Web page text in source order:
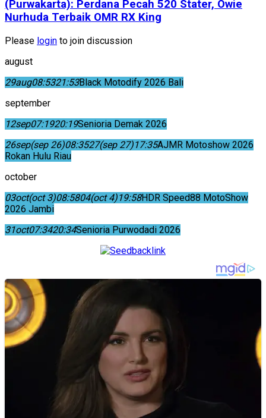
(Purwakarta): Perdana Pecah 520 Stater, Owie
Nurhuda Terbaik OMR RX King
Please login to join discussion
august
29aug08:5321:53Black Motodify 2026 Bali
september
12sep07:1920:19Senioria Demak 2026
26sep(sep 26)08:3527(sep 27)17:35AJMR Motoshow 2026
Rokan Hulu Riau
october
03oct(oct 3)08:5804(oct 4)19:58HDR Speed88 MotoShow
2026 Jambi
31oct07:3420:34Senioria Purwodadi 2026